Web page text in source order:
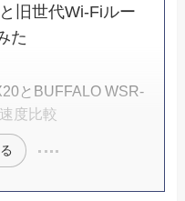
旧世代Wi-Fiルー
た
とBUFFALO WSR-
度比較